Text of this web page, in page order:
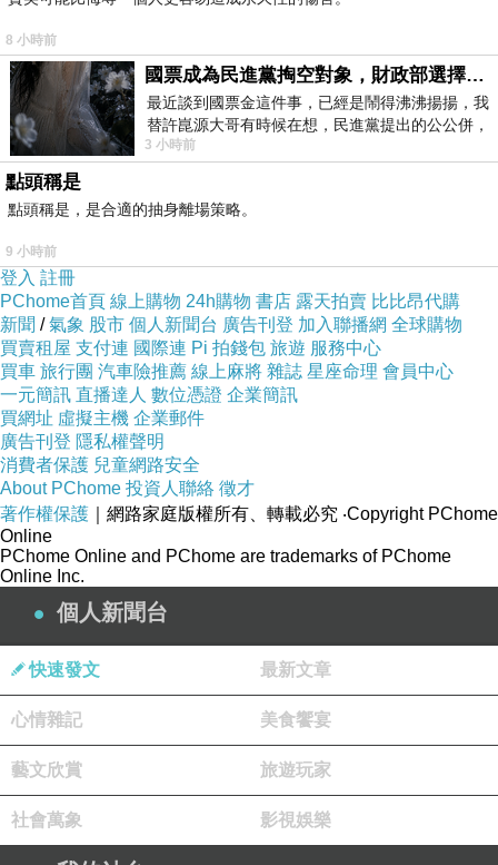
8 小時前
國票成為民進黨掏空對象，財政部選擇性失憶
最近談到國票金這件事，已經是鬧得沸沸揚揚，我
替許崑源大哥有時候在想，民進黨提出的公公併，
其實就是想要國庫通黨庫，鬧出最大的醜
3 小時前
點頭稱是
點頭稱是，是合適的抽身離場策略。
9 小時前
登入 註冊
PChome首頁 線上購物 24h購物 書店 露天拍賣 比比昂代購
新聞 /氣象 股市 個人新聞台 廣告刊登 加入聯播網 全球購物
買賣租屋 支付連 國際連 Pi 拍錢包 旅遊 服務中心
買車 旅行團 汽車險推薦 線上麻將 雜誌 星座命理 會員中心
一元簡訊 直播達人 數位憑證 企業簡訊
買網址 虛擬主機 企業郵件
廣告刊登 隱私權聲明
消費者保護 兒童網路安全
About PChome 投資人聯絡 徵才
著作權保護 ｜網路家庭版權所有、轉載必究 ‧Copyright PChome
Online
PChome Online and PChome are trademarks of PChome
Online Inc.
個人新聞台
快速發文 最新文章
心情雜記 美食饗宴
藝文欣賞 旅遊玩家
社會萬象 影視娛樂